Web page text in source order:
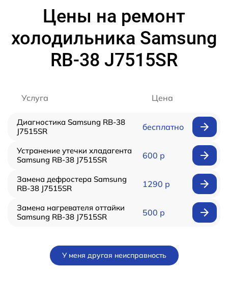
Цены на ремонт
холодильника Samsung
RB-38 J7515SR
Услуга Цена
Диагностика Samsung RB-38
J7515SR
бесплатно
Устранение утечки хладагента
Samsung RB-38 J7515SR
600 р
Замена дефростера Samsung
RB-38 J7515SR
1290 р
Замена нагревателя оттайки
Samsung RB-38 J7515SR
500 р
У меня другая неисправность